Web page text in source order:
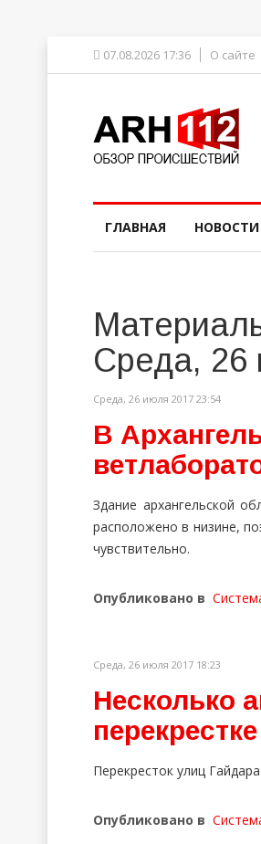
07.08.2026 17:36 О сайте
ГЛАВНАЯ НОВОСТИ
Среда, 26
Среда, 26 июля 2017 23:54
В
Здание архангельской
расположено в низине,
чувствительно.
Опубликовано в
Среда, 26 июля 2017 18:23
Несколько
Перекресток улиц
Опубликовано в